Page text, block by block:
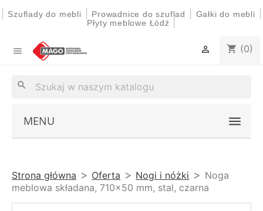
Szuflady do mebli Prowadnice do szuflad Gałki do mebli
Płyty meblowe Łódź
 shopping_cart (0)

search
MENU
Strona główna Oferta Nogi i nóżki
Noga
meblowa składana, 710x50 mm, stal, czarna